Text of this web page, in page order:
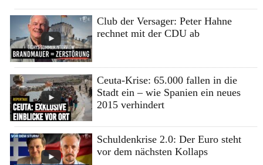
Club der Versager: Peter Hahne
rechnet mit der CDU ab
Ceuta-Krise: 65.000 fallen in die
Stadt ein – wie Spanien ein neues
2015 verhindert
Schuldenkrise 2.0: Der Euro steht
vor dem nächsten Kollaps